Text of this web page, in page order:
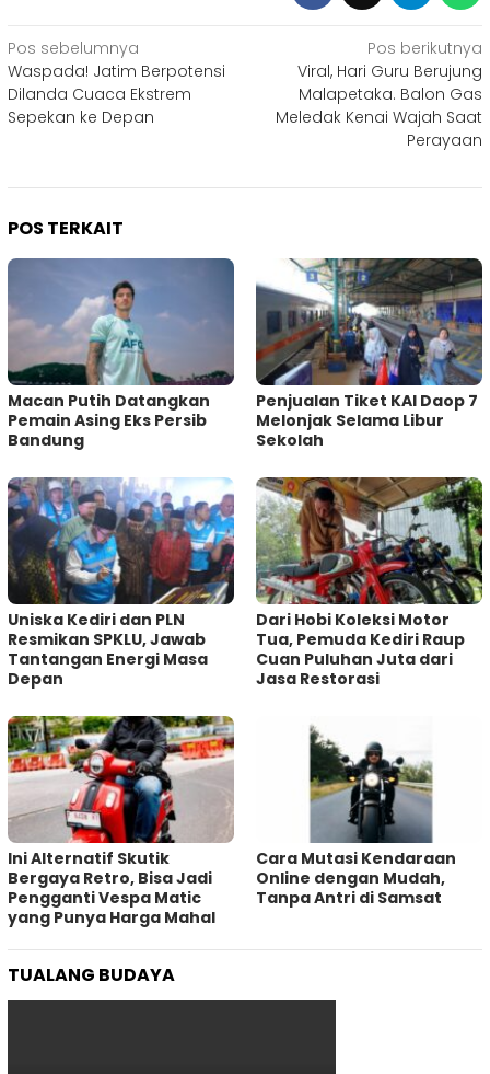
Navigasi
pos
Pos sebelumnya
Waspada! Jatim Berpotensi
Dilanda Cuaca Ekstrem
Sepekan ke Depan
Pos berikutnya
Viral, Hari Guru Berujung
Malapetaka. Balon Gas
Meledak Kenai Wajah Saat
Perayaan
POS TERKAIT
Macan Putih Datangkan
Pemain Asing Eks Persib
Bandung
Penjualan Tiket KAI Daop 7
Melonjak Selama Libur
Sekolah
Uniska Kediri dan PLN
Resmikan SPKLU, Jawab
Tantangan Energi Masa
Depan
Dari Hobi Koleksi Motor
Tua, Pemuda Kediri Raup
Cuan Puluhan Juta dari
Jasa Restorasi
Ini Alternatif Skutik
Bergaya Retro, Bisa Jadi
Pengganti Vespa Matic
yang Punya Harga Mahal
Cara Mutasi Kendaraan
Online dengan Mudah,
Tanpa Antri di Samsat
TUALANG BUDAYA